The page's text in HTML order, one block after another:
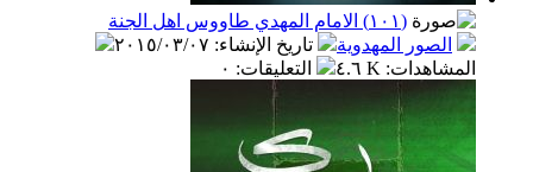
(١٠١) الامام المهدي طاووس اهل الجنة
الصور المهدوية
تاريخ الإنشاء: ٢٠١٥/٠٣/٠٧
المشاهدات: ٤.٦ K التعليقات: ٠